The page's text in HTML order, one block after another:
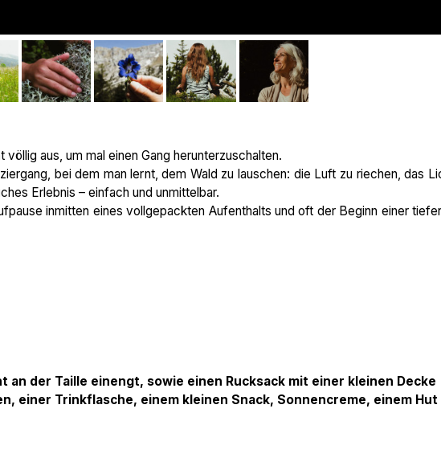
aus, um mal einen Gang herunterzuschalten.
bei dem man lernt, dem Wald zu lauschen: die Luft zu riechen, das
Erlebnis – einfach und unmittelbar.
inmitten eines vollgepackten Aufenthalts und oft der Beginn einer
an der Taille einengt, sowie einen Rucksack mit einer kleinen Decke
einer Trinkflasche, einem kleinen Snack, Sonnencreme, einem Hut